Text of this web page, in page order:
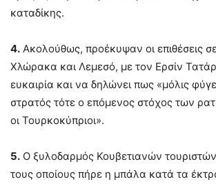
καταδίκης.
4. Ακολούθως, προέκυψαν οι επιθέσεις
Χλώρακα και Λεμεσό, με τον Ερσίν
ευκαιρία και να δηλώνει πως «μόλις
στρατός τότε ο επόμενος στόχος των
οι Τουρκοκύπριοι».
5. Ο ξυλοδαρμός Κουβετιανών
τους οποίους πήρε η μπάλα κατά τα